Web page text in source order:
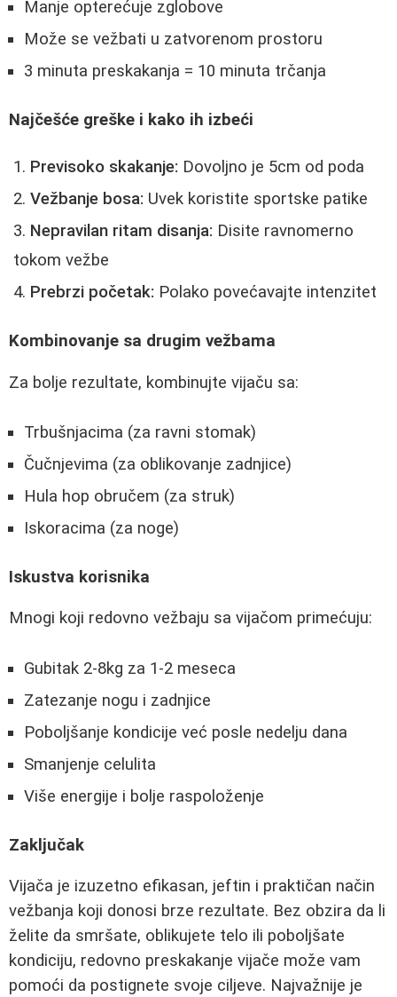
Manje opterećuje zglobove
Može se vežbati u zatvorenom prostoru
3 minuta preskakanja = 10 minuta trčanja
Najčešće greške i kako ih izbeći
Previsoko skakanje: Dovoljno je 5cm od poda
Vežbanje bosa: Uvek koristite sportske patike
Nepravilan ritam disanja: Disite ravnomerno
tokom vežbe
Prebrzi početak: Polako povećavajte intenzitet
Kombinovanje sa drugim vežbama
Za bolje rezultate, kombinujte vijaču sa:
Trbušnjacima (za ravni stomak)
Čučnjevima (za oblikovanje zadnjice)
Hula hop obručem (za struk)
Iskoracima (za noge)
Iskustva korisnika
Mnogi koji redovno vežbaju sa vijačom primećuju:
Gubitak 2-8kg za 1-2 meseca
Zatezanje nogu i zadnjice
Poboljšanje kondicije već posle nedelju dana
Smanjenje celulita
Više energije i bolje raspoloženje
Zaključak
Vijača je izuzetno efikasan, jeftin i praktičan način
vežbanja koji donosi brze rezultate. Bez obzira da li
želite da smršate, oblikujete telo ili poboljšate
kondiciju, redovno preskakanje vijače može vam
pomoći da postignete svoje ciljeve. Najvažnije je